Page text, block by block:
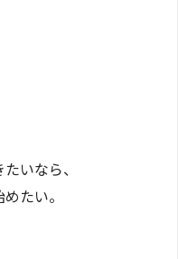
いなら、
たい。